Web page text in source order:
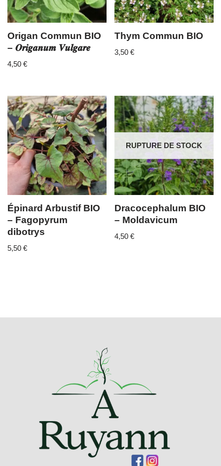
Origan Commun BIO
– 𝑶𝒓𝒊𝒈𝒂𝒏𝒖𝒎 𝑽𝒖𝒍𝒈𝒂𝒓𝒆
4,50 €
Thym Commun BIO
3,50€
Épinard Arbustif BIO
– Fagopyrum
dibotrys
5,50 €
RUPTURE DE STOCK
Dracocephalum BIO
– Moldavicum
4,50€